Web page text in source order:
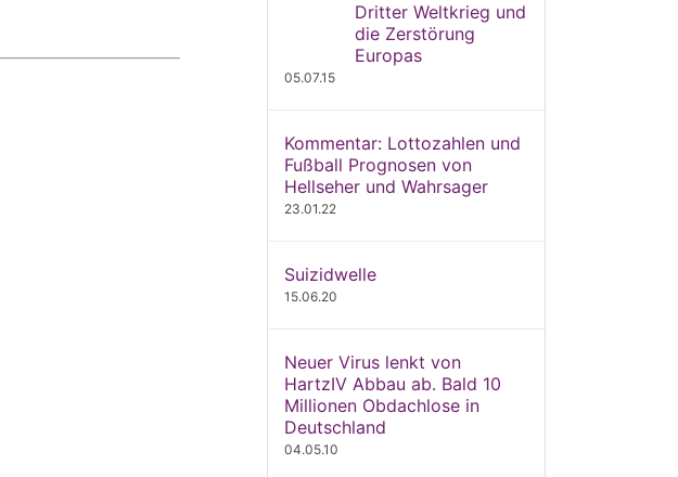
Dritter Weltkrieg und
die Zerstörung
Europas
05.07.15
Kommentar: Lottozahlen und
Fußball Prognosen von
Hellseher und Wahrsager
23.01.22
Suizidwelle
15.06.20
Neuer Virus lenkt von
HartzIV Abbau ab. Bald 10
Millionen Obdachlose in
Deutschland
04.05.10